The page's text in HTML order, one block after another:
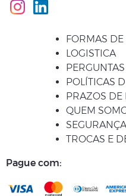
FORMAS
LOGISTICA
POLÍTICAS
PRAZOS DE
QUEM
SEGURANÇA
TROCAS E
Pague com: